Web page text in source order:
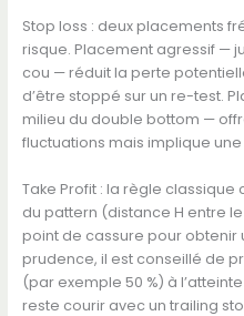
Stop loss : deux placements
risque. Placement agressif —
cou — réduit la perte
d’être stoppé sur un re-test.
milieu du double bottom —
fluctuations mais implique
Take Profit : la règle
du pattern (distance H entre
point de cassure pour obtenir
prudence, il est conseillé de
(par exemple 50 %) à
reste courir avec un trailing